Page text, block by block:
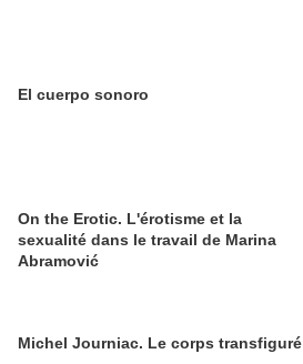
El cuerpo sonoro
On the Erotic. L'érotisme et la
sexualité dans le travail de Marina
Abramović
Michel Journiac. Le corps transfiguré